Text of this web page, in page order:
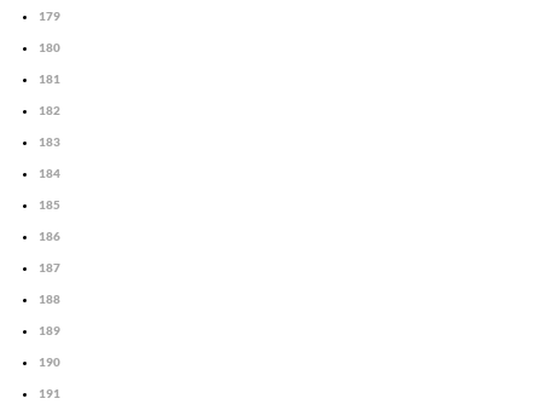
179
180
181
182
183
184
185
186
187
188
189
190
191